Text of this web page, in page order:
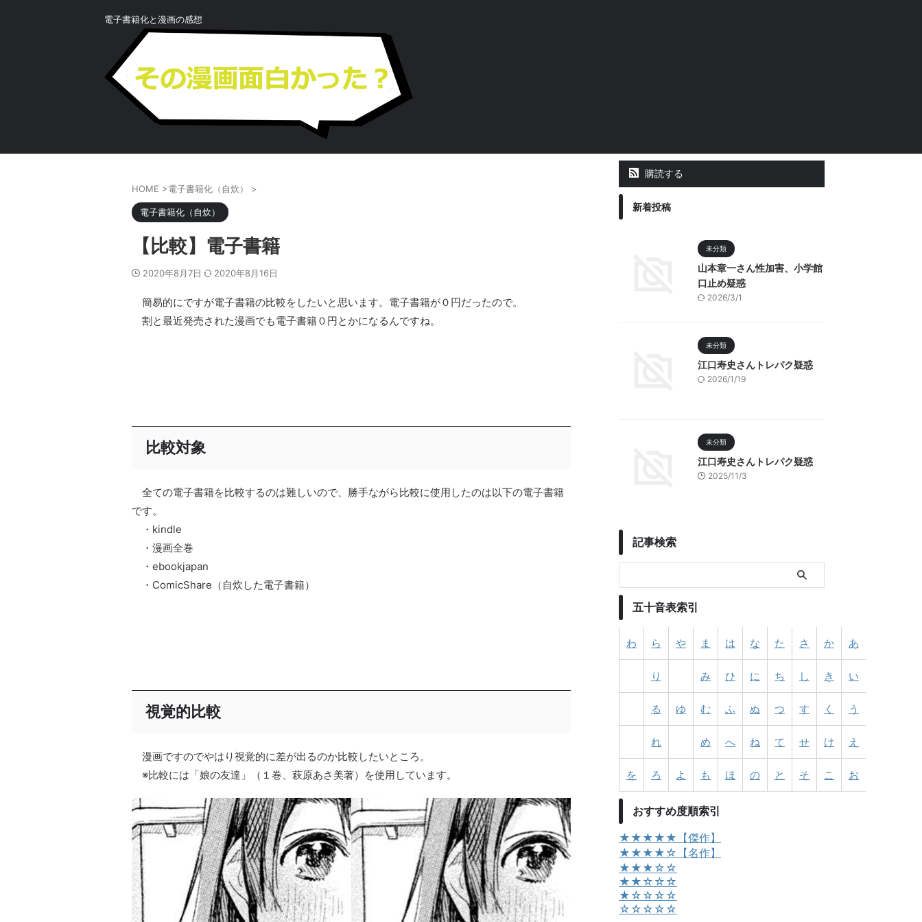
電子書籍化と漫画の感想
HOME >電子書籍化（自炊） >
電子書籍化（自炊）
【比較】電子書籍
2020年8月7日 2020年8月16日
簡易的にですが電子書籍の比較をしたいと思います。電子書籍が０円だったので。
割と最近発売された漫画でも電子書籍０円とかになるんですね。
比較対象
全ての電子書籍を比較するのは難しいので、勝手ながら比較に使用したのは以下の電子書籍
です。
・kindle
・漫画全巻
・ebookjapan
・ComicShare（自炊した電子書籍）
視覚的比較
漫画ですのでやはり視覚的に差が出るのか比較したいところ。
※比較には「娘の友達」（１巻、萩原あさ美著）を使用しています。
購読する
新着投稿
未分類
山本章一さん性加害、小学館
口止め疑惑
2026/3/1
未分類
江口寿史さんトレパク疑惑
2026/1/19
未分類
江口寿史さんトレパク疑惑
2025/11/3
記事検索
五十音表索引
わ ら や ま は な た さ か あ
り み ひ に ち し き い
る ゆ む ふ ぬ つ す く う
れ め へ ね て せ け え
を ろ よ も ほ の と そ こ お
おすすめ度順索引
★★★★★【傑作】
★★★★☆【名作】
★★★☆☆
★★☆☆☆
★☆☆☆☆
☆☆☆☆☆